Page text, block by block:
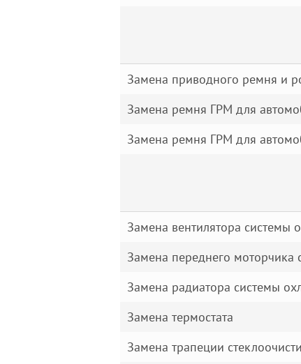
Замена приводного ремня и
Замена ремня ГРМ для
Замена ремня ГРМ для
Замена вентилятора системы
Замена переднего моторчика
Замена радиатора системы
Замена термостата
Замена трапеции